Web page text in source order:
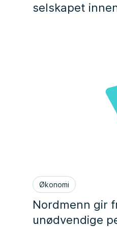
selskapet
Økonomi
Nordmenn gir
unødvendige